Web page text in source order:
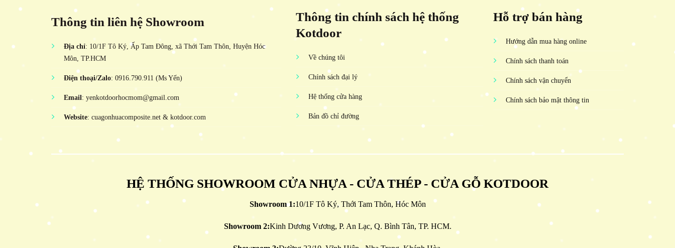
Thông tin liên hệ Showroom
Địa chỉ: 10/1F Tô Ký, Ấp Tam Đông, xã Thới Tam Thôn, Huyện Hóc
Môn, TP.HCM
Điện thoại/Zalo: 0916.790.911 (Ms Yến)
Email: yenkotdoorhocmom@gmail.com
Website: cuagonhuacomposite.net & kotdoor.com
Thông tin chính sách hệ thống
Kotdoor
Về chúng tôi
Chính sách đại lý
Hệ thống cửa hàng
Bản đồ chỉ đường
Hỗ trợ bán hàng
Hướng dẫn mua hàng online
Chính sách thanh toán
Chính sách vận chuyển
Chính sách bảo mật thông tin
HỆ THỐNG SHOWROOM CỬA NHỰA - CỬA THÉP - CỬA GỖ KOTDOOR
Showroom 1:10/1F Tô Ký, Thới Tam Thôn, Hóc Môn
Showroom 2:Kinh Dương Vương, P. An Lạc, Q. Bình Tân, TP. HCM.